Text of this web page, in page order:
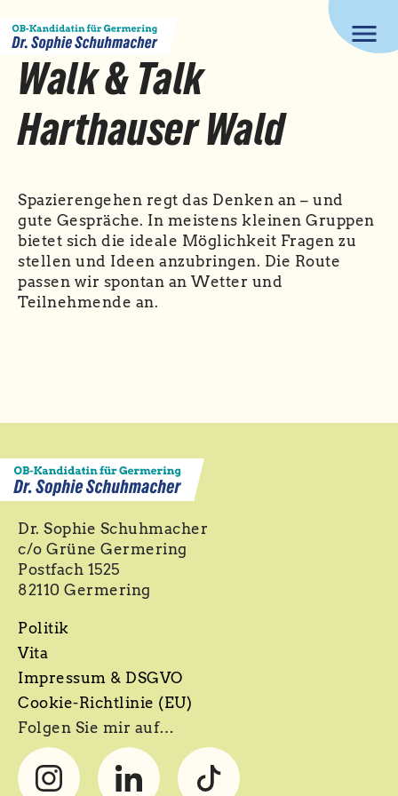
menu
Walk & Talk
Harthauser Wald
Spazierengehen regt das Denken an – und
gute Gespräche. In meistens kleinen Gruppen
bietet sich die ideale Möglichkeit Fragen zu
stellen und Ideen anzubringen. Die Route
passen wir spontan an Wetter und
Teilnehmende an.
Dr. Sophie Schuhmacher
c/o Grüne Germering
Postfach 1525
82110 Germering
Politik
Vita
Impressum & DSGVO
Cookie-Richtlinie (EU)
Folgen Sie mir auf…